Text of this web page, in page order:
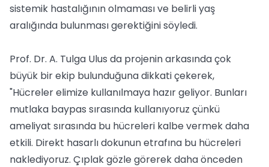
sistemik hastalığının olmaması ve belirli yaş
aralığında bulunması gerektiğini söyledi.
Prof. Dr. A. Tulga Ulus da projenin arkasında çok
büyük bir ekip bulunduğuna dikkati çekerek,
"Hücreler elimize kullanılmaya hazır geliyor. Bunları
mutlaka baypas sırasında kullanıyoruz çünkü
ameliyat sırasında bu hücreleri kalbe vermek daha
etkili. Direkt hasarlı dokunun etrafına bu hücreleri
naklediyoruz. Çıplak gözle görerek daha önceden